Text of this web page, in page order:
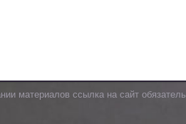
материалов ссылка на сайт